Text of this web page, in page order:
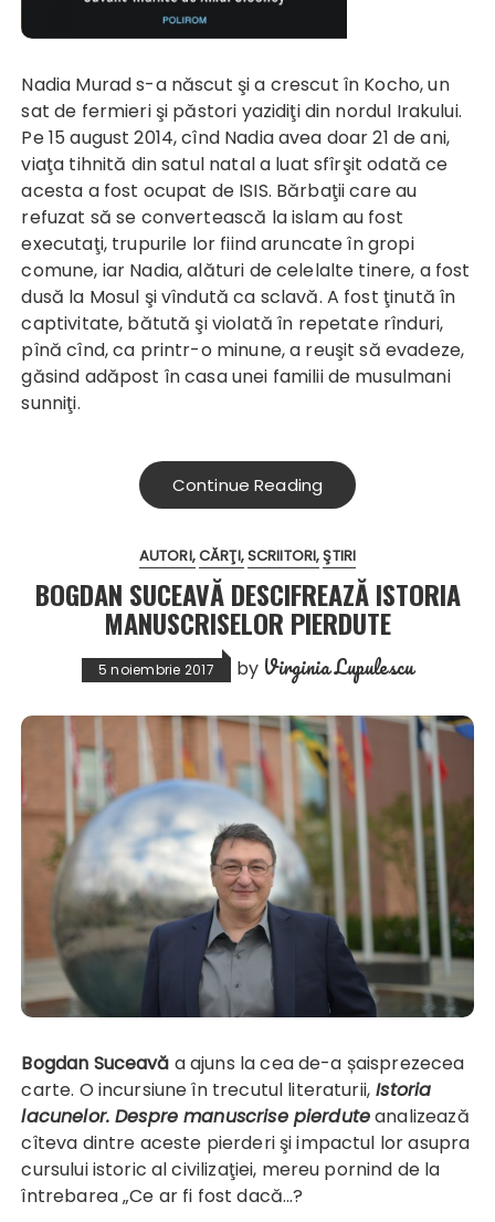
Nadia Murad s-a născut şi a crescut în Kocho, un
sat de fermieri şi păstori yazidiţi din nordul Irakului.
Pe 15 august 2014, cînd Nadia avea doar 21 de ani,
viaţa tihnită din satul natal a luat sfîrşit odată ce
acesta a fost ocupat de ISIS. Bărbaţii care au
refuzat să se convertească la islam au fost
executaţi, trupurile lor fiind aruncate în gropi
comune, iar Nadia, alături de celelalte tinere, a fost
dusă la Mosul şi vîndută ca sclavă. A fost ţinută în
captivitate, bătută şi violată în repetate rînduri,
pînă cînd, ca printr-o minune, a reuşit să evadeze,
găsind adăpost în casa unei familii de musulmani
sunniţi.
Continue Reading
AUTORI CĂRŢI SCRIITORI ŞTIRI
BOGDAN SUCEAVĂ DESCIFREAZĂ ISTORIA
MANUSCRISELOR PIERDUTE
5 noiembrie 2017 by Virginia Lupulescu
Bogdan Suceavă a ajuns la cea de-a șaisprezecea
carte. O incursiune în trecutul literaturii, Istoria
lacunelor. Despre manuscrise pierduteanalizează
cîteva dintre aceste pierderi şi impactul lor asupra
cursului istoric al civilizaţiei, mereu pornind de la
întrebarea „Ce ar fi fost dacă...?